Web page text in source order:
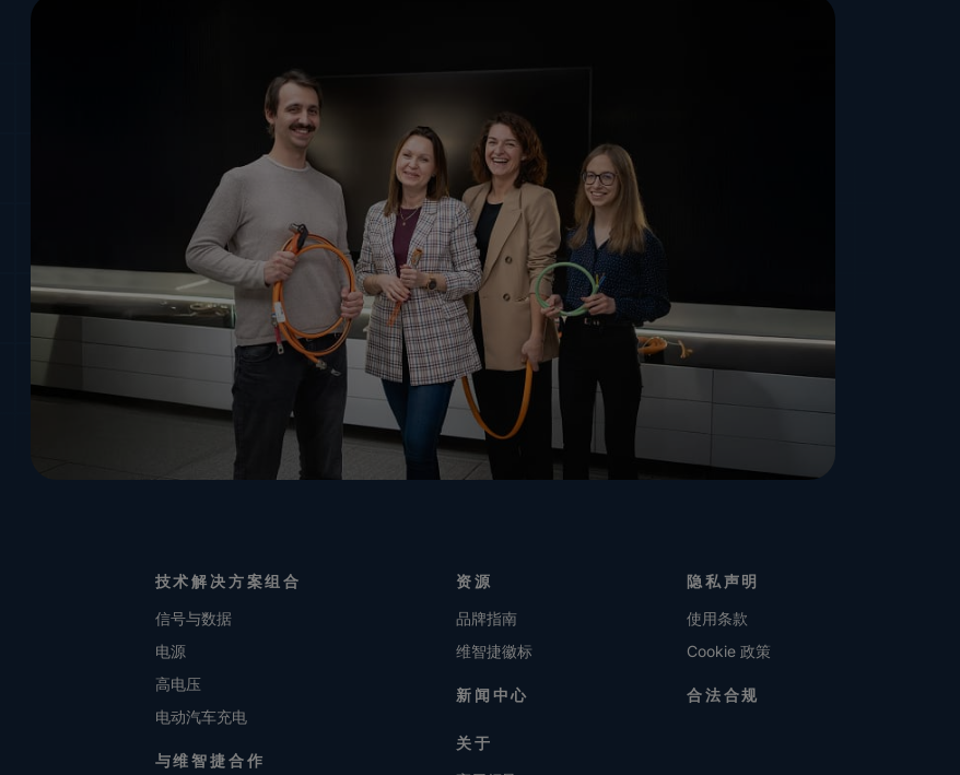
技术解决方案组合
信号与数据
电源
高电压
电动汽车充电
与维智捷合作
资源
品牌指南
维智捷徽标
新闻中心
关于
隐私声明
使用条款
Cookie 政策
合法合规